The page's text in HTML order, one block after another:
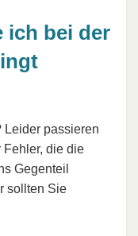
ich bei der
Leider passieren
Fehler, die die
Gegenteil
sollten Sie